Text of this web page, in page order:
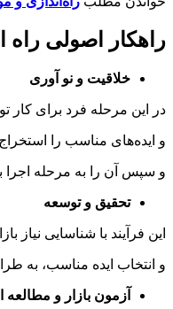
راهکار اصولی راه
خلاقیت و نو آوری
در این مرحله فرد برای کار تولیدی با 90هزار دلارمی بایست
و ایده‌های مناسب را
و سپس آن را به مرحله اجرا
تحقیق و توسعه
این فرآیند با شناسایی نیاز
و انتخاب ایده مناسب، به
آزمون بازار و